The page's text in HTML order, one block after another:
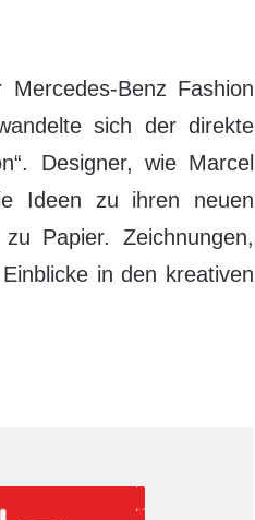
Benz Fashion
sich der direkte
Designer, wie Marcel
Ideen zu ihren neuen
Papier. Zeichnungen,
in den kreativen